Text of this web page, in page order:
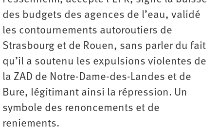
des budgets des agences de l’eau, validé
les contournements autoroutiers de
Strasbourg et de Rouen, sans parler du fait
qu’il a soutenu les expulsions violentes de
la ZAD de Notre-Dame-des-Landes et de
Bure, légitimant ainsi la répression. Un
symbole des renoncements et de
reniements.